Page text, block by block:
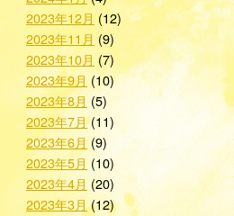
2023年12月 (12)
2023年11月 (9)
2023年10月 (7)
2023年9月 (10)
2023年8月(5)
2023年7月(11)
2023年6月(9)
2023年5月 (10)
2023年4月(20)
2023年3月(12)